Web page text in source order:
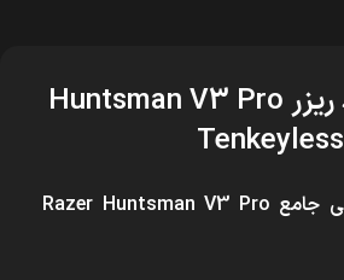
معرفی کیبورد ریزر Huntsman V3 Pro
Tenkeyless
معرفی کلی و بررسی جامع Razer Huntsman V3 Pro